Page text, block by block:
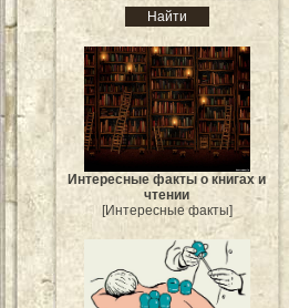
Интересные факты о книгах и
чтении
[Интересные факты]